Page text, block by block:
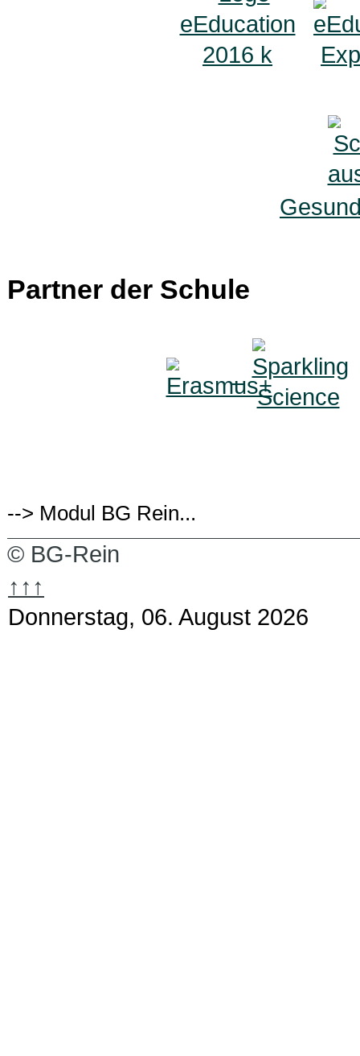
Partner der Schule
--> Modul BG Rein...
© BG-Rein
↑↑↑
Donnerstag, 06. August 2026